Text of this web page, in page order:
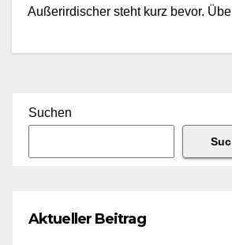
Außerirdischer steht kurz bevor.
Suchen
Aktueller Beitrag